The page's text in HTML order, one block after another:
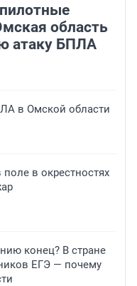
область
атаку БПЛА
в Омской области
в окрестностях
конец? В стране
ЕГЭ — почему